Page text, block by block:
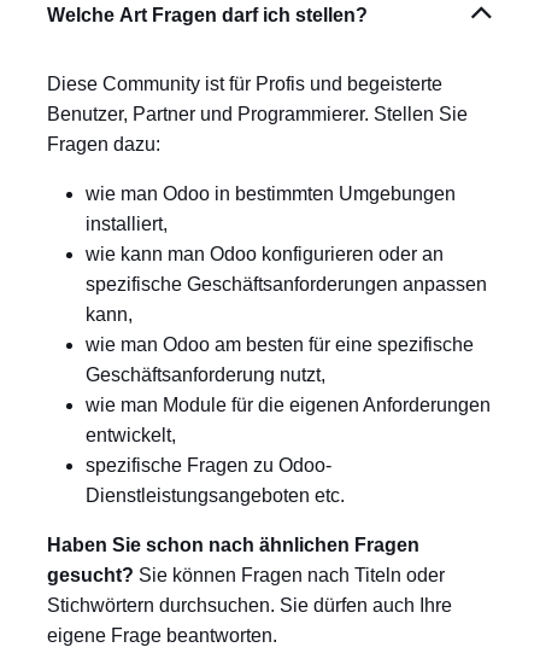
Welche Art Fragen darf ich stellen?
Diese Community ist für Profis und begeisterte
Benutzer, Partner und Programmierer. Stellen Sie
Fragen dazu:
wie man Odoo in bestimmten Umgebungen
installiert,
wie kann man Odoo konfigurieren oder an
spezifische Geschäftsanforderungen anpassen
kann,
wie man Odoo am besten für eine spezifische
Geschäftsanforderung nutzt,
wie man Module für die eigenen Anforderungen
entwickelt,
spezifische Fragen zu Odoo-
Dienstleistungsangeboten etc.
Haben Sie schon nach ähnlichen Fragen
gesucht? Sie können Fragen nach Titeln oder
Stichwörtern durchsuchen. Sie dürfen auch Ihre
eigene Frage beantworten.